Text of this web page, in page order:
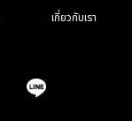
เกี่ยวกับเรา